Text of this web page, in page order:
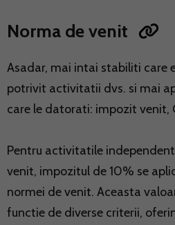
Norma de venit
Asadar, mai intai stabiliti care
potrivit activitatii dvs. si mai
care le datorati: impozit venit,
Pentru activitatile
venit, impozitul de 10% se
normei de venit. Aceasta
functie de diverse criterii,